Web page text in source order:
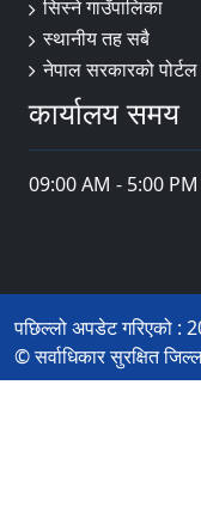
सिस्ने गाउँपालिका
स्थानीय तह सबै
नेपाल सरकारको पोर्टल
कार्यालय समय
09:00 AM - 5:00
पछिल्लो अपडेट गरिएको
© सर्वाधिकार सुरक्षित